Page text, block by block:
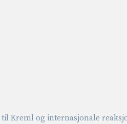
Kreml og internasjonale